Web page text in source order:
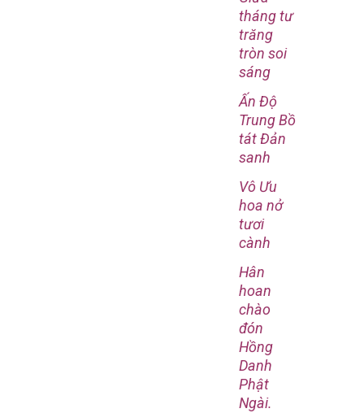
tháng tư
trăng
tròn soi
sáng
Ấn Độ
Trung Bồ
tát Đản
sanh
Vô Ưu
hoa nở
tươi
cành
Hân
hoan
chào
đón
Hồng
Danh
Phật
Ngài.